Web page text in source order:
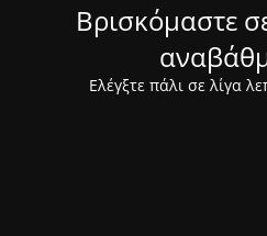
Βρισκόμαστε
Ελέγξτε πάλι σε λίγα